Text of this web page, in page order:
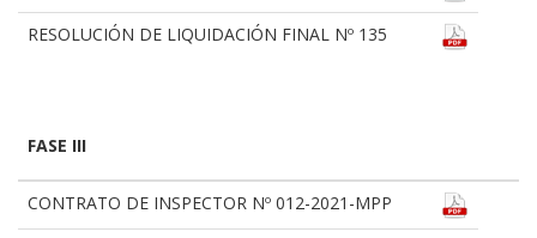
RESOLUCIÓN DE LIQUIDACIÓN FINAL Nº 135
FASE III
CONTRATO DE INSPECTOR Nº 012-2021-MPP